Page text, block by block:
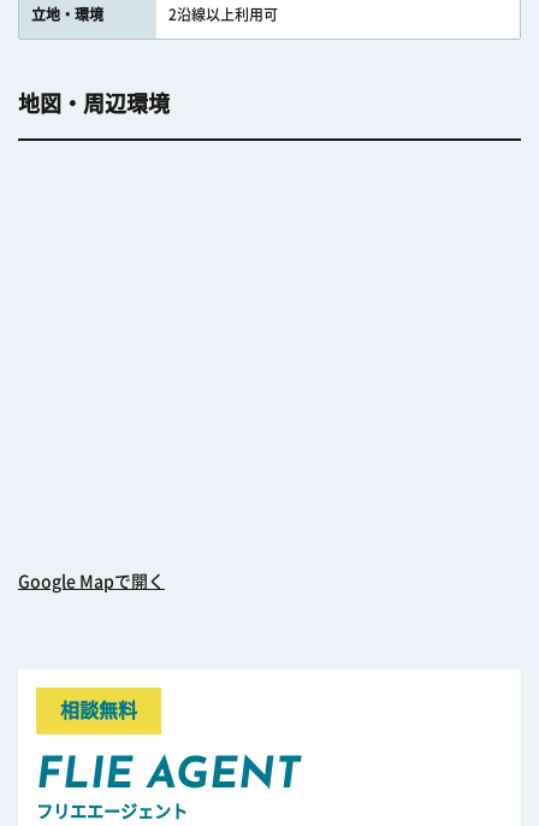
立地・環境 2沿線以上利用可
地図・周辺環境
Google Mapで開く
相談無料
FLIE AGENT
フリエエージェント